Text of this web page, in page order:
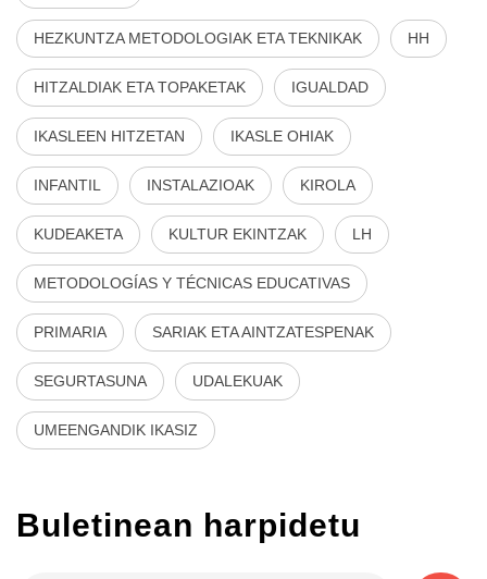
HEZKUNTZA METODOLOGIAK ETA TEKNIKAK HH
HITZALDIAK ETA TOPAKETAK IGUALDAD
IKASLEEN HITZETAN IKASLE OHIAK
INFANTIL INSTALAZIOAK KIROLA
KUDEAKETA KULTUR EKINTZAK LH
METODOLOGÍAS Y TÉCNICAS EDUCATIVAS
PRIMARIA SARIAK ETA AINTZATESPENAK
SEGURTASUNA UDALEKUAK
UMEENGANDIK IKASIZ
Buletinean harpidetu